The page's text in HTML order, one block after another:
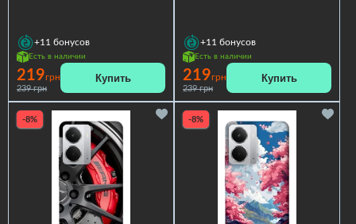
+11 бонусов
Есть в наличии
219грн
239 грн
Купить
+11 бонусов
Есть в наличии
219грн
239 грн
Купить
-8% -8%